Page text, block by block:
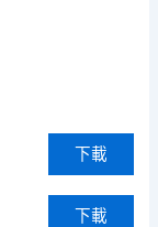
下載
下載